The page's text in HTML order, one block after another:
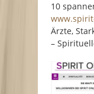
10
Ärzte,
–